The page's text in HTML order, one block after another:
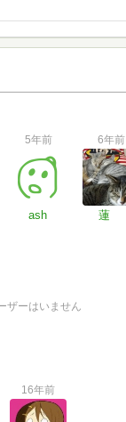
5年前
ash
6年前
蓮
ザーはいません
16年前